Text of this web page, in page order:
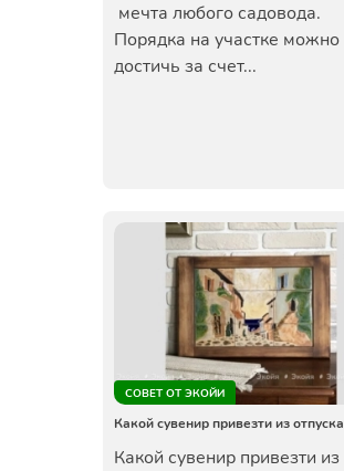
мечта любого садовода.
Порядка на участке можно
достичь за счет...
СОВЕТ ОТ ЭКОЙИ
Какой сувенир привезти из отпуска
Какой сувенир привезти из